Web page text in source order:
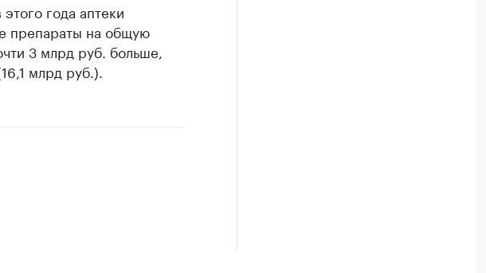
этого года аптеки
препараты на общую
3 млрд руб. больше,
млрд руб.).